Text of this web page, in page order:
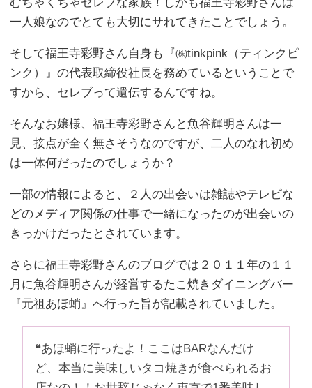
一人娘なのでとても大切にサれてきたことでしょう。
そして福王寺彩野さん自身も『㈱tinkpink（ティンクピ
ンク）』の代表取締役社長を務めているということで
すから、セレブって遺伝するんですね。
そんなお嬢様、福王寺彩野さんと魚谷輝明さんは一
見、接点が全く無さそうなのですが、二人のなれ初め
は一体何だったのでしょうか？
一部の情報によると、２人の出会いは雑誌やテレビな
どのメディア関係の仕事で一緒になったのが出会いの
きっかけだったとされています。
さらに福王寺彩野さんのブログでは２０１１年の１１
月に魚谷輝明さんが経営するたこ焼きダイニングバー
『元祖あほ蛸』へ行った旨が記載されていました。
❝あほ蛸に行ったよ！ここはBARなんだけ
ど、本当に美味しいタコ焼きが食べられるお